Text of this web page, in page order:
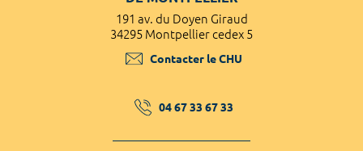
191 av. du Doyen Giraud
34295 Montpellier cedex 5
Contacter le CHU
04 67 33 67 33